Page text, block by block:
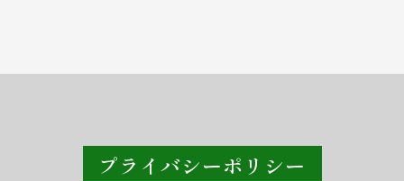
プライバシーポリシー